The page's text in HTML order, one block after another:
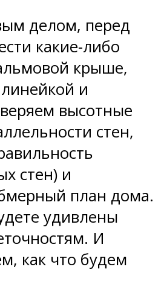
делом, перед
какие-либо
крыше,
и
высотные
стен,
стен) и
план дома.
удивлены
И
как что будем